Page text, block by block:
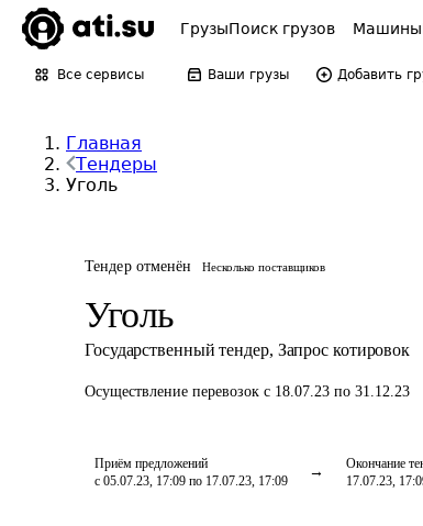
ГрузыПоиск грузов Машины
Все сервисы Ваши грузы Добавить
Главная
Тендеры
Уголь
Тендер отменён Несколько поставщиков
Уголь
Государственный тендер, Запрос котировок
Осуществление перевозок с 18.07.23 по 31.12.23
Приём предложений
с 05.07.23, 17:09 по 17.07.23, 17:09
Окончание
17.07.23,